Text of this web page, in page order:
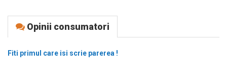
Origine marca: Coreea de Sud.
Opinii consumatori
Fiti primul care isi scrie parerea !